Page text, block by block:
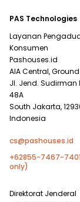
PAS Technologies
Layanan
Konsumen
Pashouses.id
AIA Central,
Jl. Jend. Sudirman
48A
South Jakarta,
Indonesia
cs@pashouses.id
+62855-7467-
only)
Direktorat Jenderal